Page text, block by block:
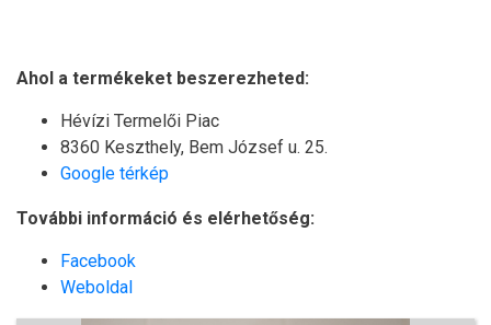
Ahol a termékeket beszerezheted:
Hévízi Termelői Piac
8360 Keszthely, Bem József u. 25.
Google térkép
További információ és elérhetőség:
Facebook
Weboldal